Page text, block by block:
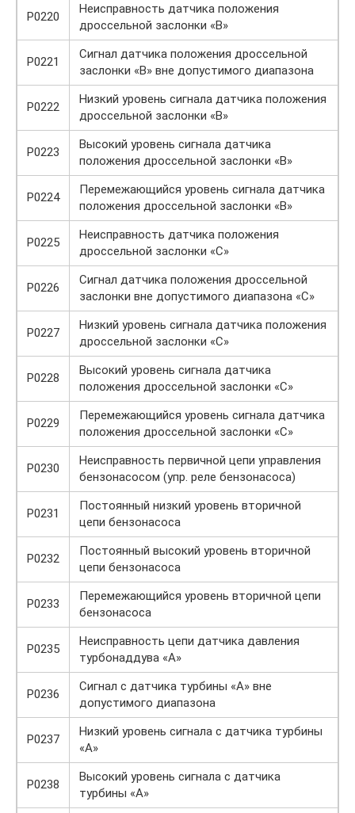
P0220
Неисправность датчика положения
дроссельной заслонки «B»
P0221
Сигнал датчика положения дроссельной
заслонки «B» вне допустимого диапазона
P0222
Низкий уровень сигнала датчика положения
дроссельной заслонки «B»
P0223
Высокий уровень сигнала датчика
положения дроссельной заслонки «B»
P0224
Перемежающийся уровень сигнала датчика
положения дроссельной заслонки «B»
P0225
Неисправность датчика положения
дроссельной заслонки «C»
P0226
Сигнал датчика положения дроссельной
заслонки вне допустимого диапазона «C»
P0227
Низкий уровень сигнала датчика положения
дроссельной заслонки «C»
P0228
Высокий уровень сигнала датчика
положения дроссельной заслонки «C»
P0229
Перемежающийся уровень сигнала датчика
положения дроссельной заслонки «C»
P0230
Неисправность первичной цепи управления
бензонасосом (упр. реле бензонасоса)
P0231
Постоянный низкий уровень вторичной
цепи бензонасоса
P0232
Постоянный высокий уровень вторичной
цепи бензонасоса
P0233
Перемежающийся уровень вторичной цепи
бензонасоса
P0235
Неисправность цепи датчика давления
турбонаддува «A»
P0236
Сигнал с датчика турбины «A» вне
допустимого диапазона
P0237
Низкий уровень сигнала с датчика турбины
«A»
P0238
Высокий уровень сигнала с датчика
турбины «A»